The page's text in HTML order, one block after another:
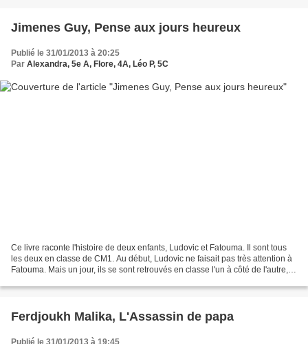
Jimenes Guy, Pense aux jours heureux
Publié le 31/01/2013 à 20:25
Par Alexandra, 5e A, Flore, 4A, Léo P, 5C
Ce livre raconte l'histoire de deux enfants, Ludovic et Fatouma. Il sont tous
les deux en classe de CM1. Au début, Ludovic ne faisait pas très attention à
Fatouma. Mais un jour, ils se sont retrouvés en classe l'un à côté de l'autre,
Ferdjoukh Malika, L'Assassin de papa
Publié le 31/01/2013 à 19:45